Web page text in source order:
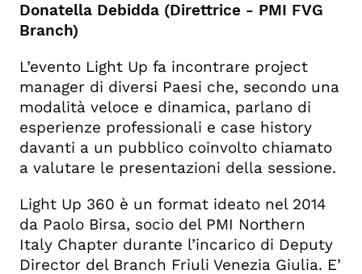
Donatella Debidda (Direttrice - PMI FVG
Branch)
L’evento Light Up fa incontrare project
manager di diversi Paesi che, secondo una
modalità veloce e dinamica, parlano di
esperienze professionali e case history
davanti a un pubblico coinvolto chiamato
a valutare le presentazioni della sessione.
Light Up 360 è un format ideato nel 2014
da Paolo Birsa, socio del PMI Northern
Italy Chapter durante l’incarico di Deputy
Director del Branch Friuli Venezia Giulia. E’